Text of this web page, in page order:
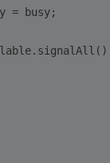
= busy;